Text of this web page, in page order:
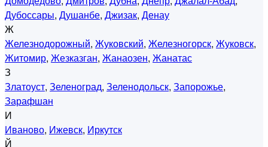
Дубоссары, Душанбе, Джизак, Денау
Ж
Железнодорожный, Жуковский, Железногорск, Жуковск,
Житомир, Жезказган, Жанаозен, Жанатас
З
Златоуст, Зеленоград, Зеленодольск, Запорожье,
Зарафшан
И
Иваново, Ижевск, Иркутск
Й